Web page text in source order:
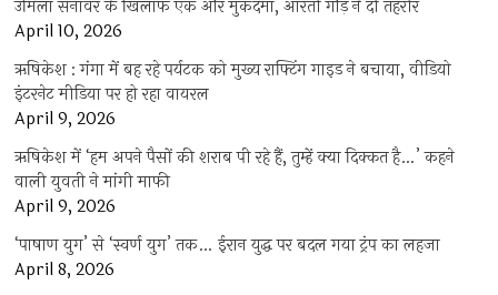
उर्मिला सनावर के खिलाफ एक और मुकदमा, आरती गौड़ ने दी तहरीर
April 10, 2026
ऋषिकेश : गंगा में बह रहे पर्यटक को मुख्य राफ्टिंग गाइड ने बचाया, वीडियो
इंटरनेट मीडिया पर हो रहा वायरल
April 9, 2026
ऋषिकेश में ‘हम अपने पैसों की शराब पी रहे हैं, तुम्हें क्या दिक्कत है…’ कहने
वाली युवती ने मांगी माफी
April 9, 2026
‘पाषाण युग’ से ‘स्वर्ण युग’ तक… ईरान युद्ध पर बदल गया ट्रंप का लहजा
April 8, 2026